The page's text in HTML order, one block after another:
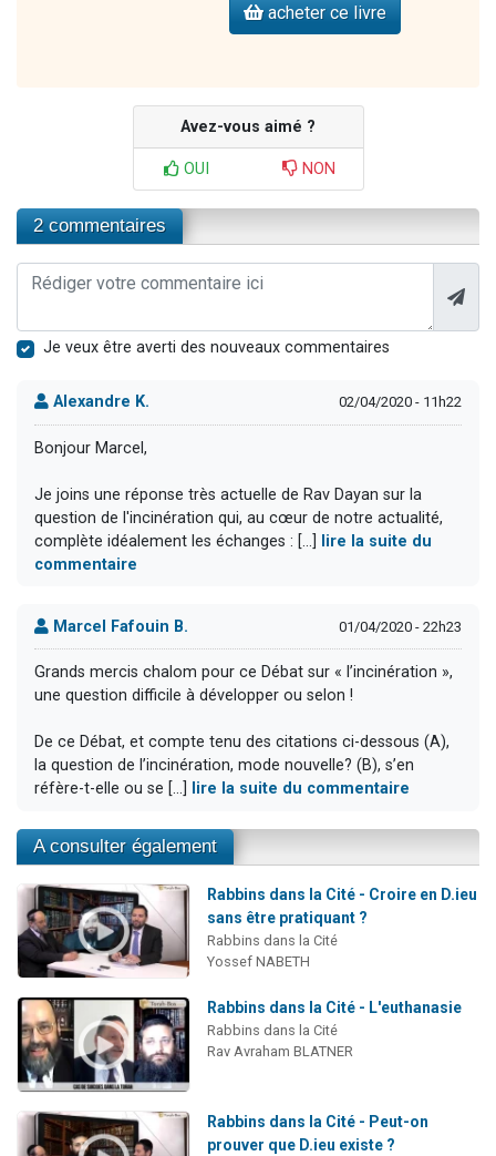
acheter ce livre
Avez-vous aimé ?
OUI NON
2 commentaires
Je veux être averti des nouveaux commentaires
Alexandre K. 02/04/2020 - 11h22
Bonjour Marcel,
Je joins une réponse très actuelle de Rav Dayan sur la
question de l'incinération qui, au cœur de notre actualité,
complète idéalement les échanges : [...]
lire la suite du
commentaire
Marcel Fafouin B. 01/04/2020 - 22h23
Grands mercis chalom pour ce Débat sur « l’incinération »,
une question difficile à développer ou selon !
De ce Débat, et compte tenu des citations ci-dessous (A),
la question de l’incinération, mode nouvelle? (B), s’en
réfère-t-elle ou se [...]
lire la suite du commentaire
A consulter également
Rabbins dans la Cité - Croire en D.ieu
sans être pratiquant ?
Rabbins dans la Cité
Yossef NABETH
Rabbins dans la Cité - L'euthanasie
Rabbins dans la Cité
Rav Avraham BLATNER
Rabbins dans la Cité - Peut-on
prouver que D.ieu existe ?